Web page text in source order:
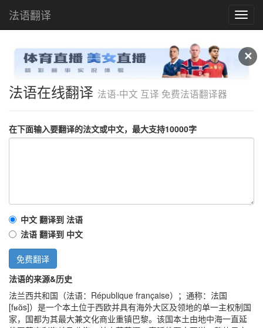
✕
法
语
线
翻
法语翻译
法语在线翻译 法语-中文 互译 免费法语翻译器
在下面输入要翻译的法文或中文，最大支持10000字
中文 翻译到 法语
法语 翻译到 中文
免费翻译
法语的来源&历史
法兰西共和国（法语：République française）；通称：法国
[fʁɑ̃s]）是一个本土位于西欧并具有海外大区及领地的单一主权制国
家，国都为其最大兼文化商业重镇巴黎。该国本土由地中海一直延